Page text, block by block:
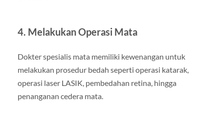
4. Melakukan Operasi Mata
Dokter spesialis mata memiliki kewenangan untuk
melakukan prosedur bedah seperti operasi katarak,
operasi laser LASIK, pembedahan retina, hingga
penanganan cedera mata.